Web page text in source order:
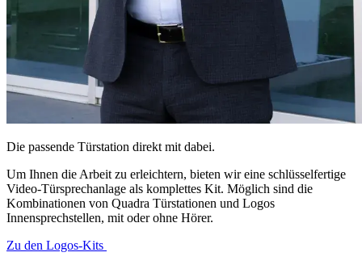
Die passende Türstation direkt mit dabei.
Um Ihnen die Arbeit zu erleichtern, bieten wir eine schlüsselfertige
Video-Türsprechanlage als komplettes Kit. Möglich sind die
Kombinationen von Quadra Türstationen und Logos
Innensprechstellen, mit oder ohne Hörer.
Zu den Logos-Kits